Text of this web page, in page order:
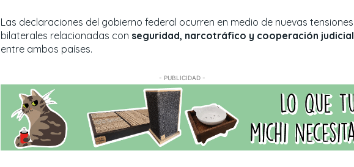
Las declaraciones del gobierno federal ocurren en medio de nuevas tensiones
bilaterales relacionadas con seguridad, narcotráfico y cooperación judicial
entre ambos países.
- PUBLICIDAD -